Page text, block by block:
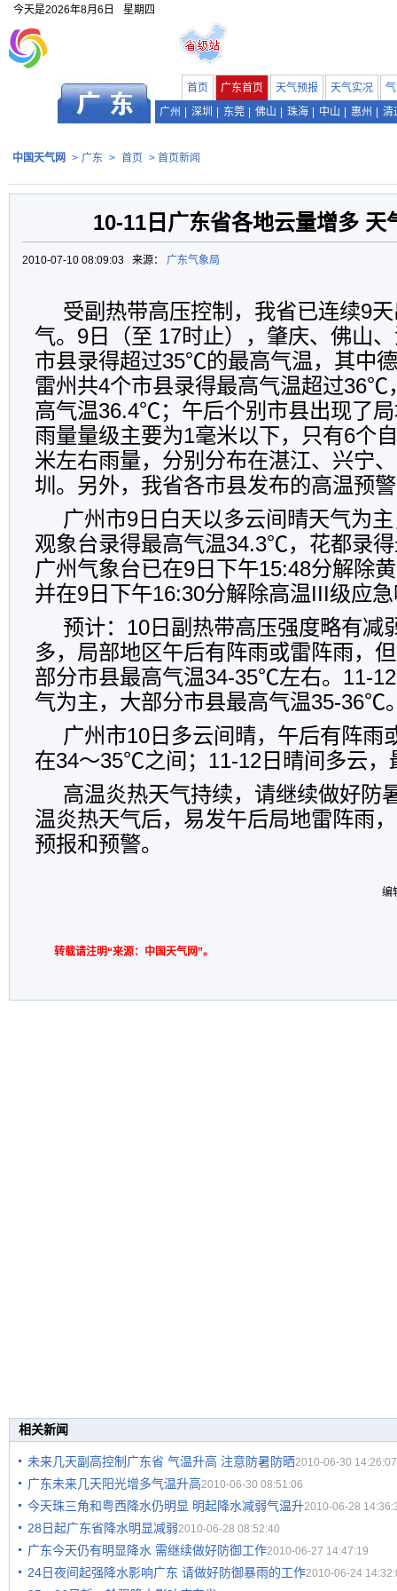
今天是2026年8月6日 星期四
首页 广东首页 天气预报 天气实况
广州
深圳 东莞 佛山 珠海 中山 惠州 清
中国天气网 > 广东 > 首页 > 首页新闻
10-11日广东省各地云量增多 天
2010-07-10 08:09:03 来源： 广东气象局
受副热带高压控制，我省已连续9
气。9日（至 17时止），肇庆、佛山
市县录得超过35℃的最高气温，其中
雷州共4个市县录得最高气温超过36℃
高气温36.4℃；午后个别市县出现了
雨量量级主要为1毫米以下，只有6个
米左右雨量，分别分布在湛江、兴宁
圳。另外，我省各市县发布的高温预
广州市9日白天以多云间晴天气为
观象台录得最高气温34.3℃，花都录
广州气象台已在9日下午15:48分解除
并在9日下午16:30分解除高温III级应
预计：10日副热带高压强度略有减
多，局部地区午后有阵雨或雷阵雨，
部分市县最高气温34-35℃左右。11-
气为主，大部分市县最高气温35-36℃
广州市10日多云间晴，午后有阵雨
在34～35℃之间；11-12日晴间多云
高温炎热天气持续，请继续做好防
温炎热天气后，易发午后局地雷阵雨
预报和预警。
编
转载请注明“来源：中国天气网”。
相关新闻
未来几天副高控制广东省 气温升高 注意防暑防晒2010-06-30 14:26:07
广东未来几天阳光增多气温升高2010-06-30 08:51:06
今天珠三角和粤西降水仍明显 明起降水减弱气温升2010-06-28
28日起广东省降水明显减弱2010-06-28 08:52:40
广东今天仍有明显降水 需继续做好防御工作2010-06-27 14:47:19
24日夜间起强降水影响广东 请做好防御暴雨的工作2010-06-24